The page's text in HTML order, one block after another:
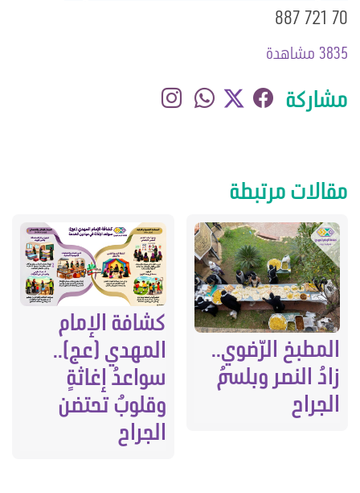
70 721 887
3835 مشاهدة
مشاركة
مقالات مرتبطة
كشافة الإمام
المهدي (عج)..
سواعدُ إغاثةٍ
وقلوبٌ تحتضن
الجراح
المطبخ الرّضوي..
زادُ النصر وبلسمُ
الجراح